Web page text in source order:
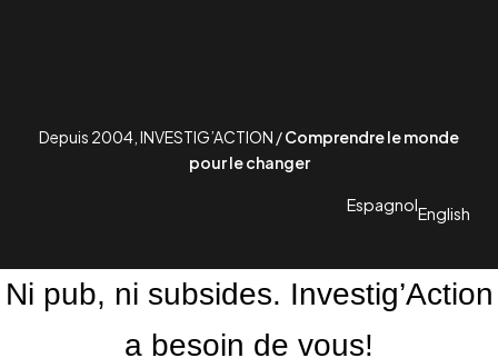
Depuis 2004, INVESTIG’ACTION /Comprendre le monde
pour le changer
EspagnolEnglish
Ni pub, ni subsides. Investig’Action
a besoin de vous!